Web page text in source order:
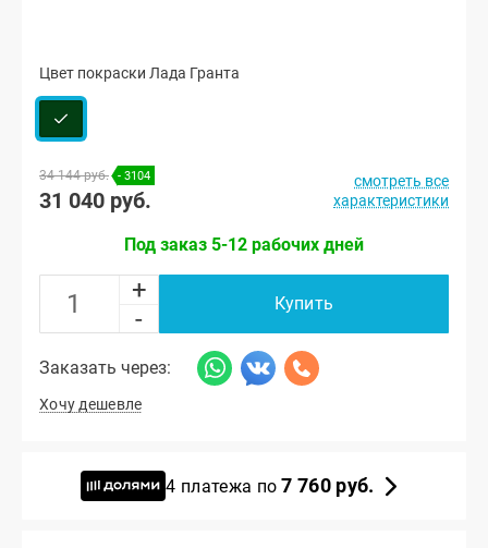
Цвет покраски Лада Гранта
34 144 руб. - 3104
31 040 руб.
смотреть все
характеристики
Под заказ 5-12 рабочих дней
+
-
Купить
Заказать через:
Хочу дешевле
4 платежа по7 760 руб.